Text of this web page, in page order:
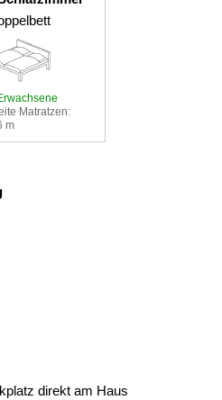
Matratzen:
m
direkt am Haus